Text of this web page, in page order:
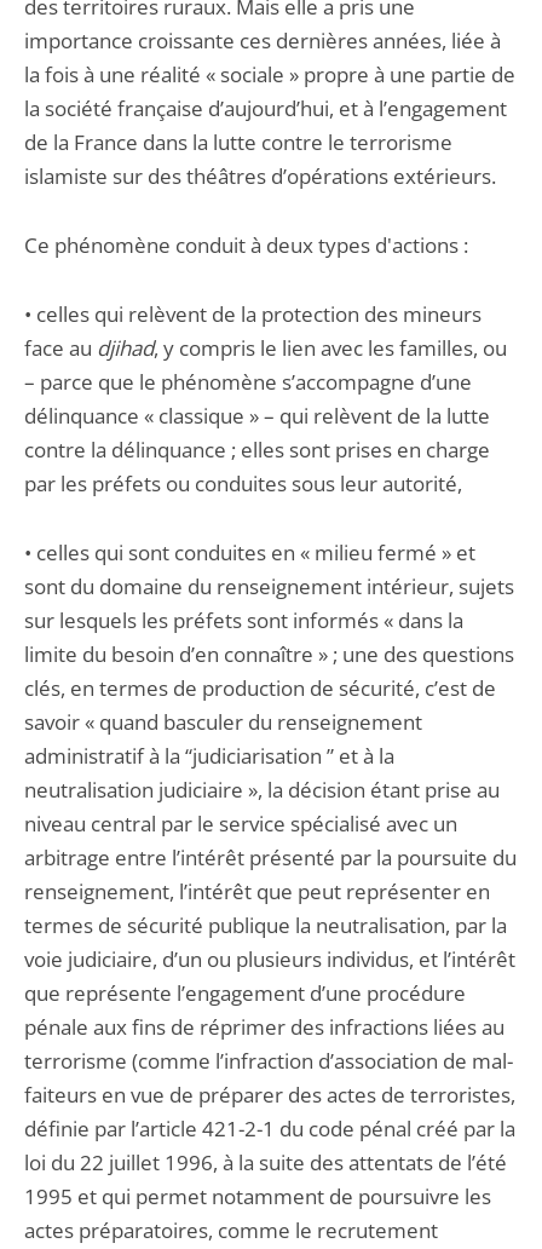
des territoires ruraux. Mais elle a pris une
importance croissante ces dernières années, liée à
la fois à une réalité « sociale » propre à une partie de
la société française d’aujourd’hui, et à l’engagement
de la France dans la lutte contre le terrorisme
islamiste sur des théâtres d’opérations extérieurs.
Ce phénomène conduit à deux types d'actions :
• celles qui relèvent de la protection des mineurs
face au djihad, y compris le lien avec les familles, ou
– parce que le phénomène s’accompagne d’une
délinquance « classique » – qui relèvent de la lutte
contre la délinquance ; elles sont prises en charge
par les préfets ou conduites sous leur autorité,
• celles qui sont conduites en « milieu fermé » et
sont du domaine du renseignement intérieur, sujets
sur lesquels les préfets sont informés « dans la
limite du besoin d’en connaître » ; une des questions
clés, en termes de production de sécurité, c’est de
savoir « quand basculer du renseignement
administratif à la “judiciarisation ” et à la
neutralisation judi­ciaire », la décision étant prise au
niveau central par le service spécialisé avec un
arbitrage entre l’intérêt présenté par la poursuite du
renseignement, l’intérêt que peut représenter en
termes de sécurité publique la neutralisation, par la
voie judiciaire, d’un ou plusieurs individus, et l’intérêt
que représente l’engagement d’une procédure
pénale aux fins de réprimer des infractions liées au
terrorisme (comme l’infraction d’association de mal­
faiteurs en vue de préparer des actes de terroristes,
définie par l’article 421-2-1 du code pénal créé par la
loi du 22 juillet 1996, à la suite des attentats de l’été
1995 et qui permet notamment de poursuivre les
actes préparatoires, comme le recrutement